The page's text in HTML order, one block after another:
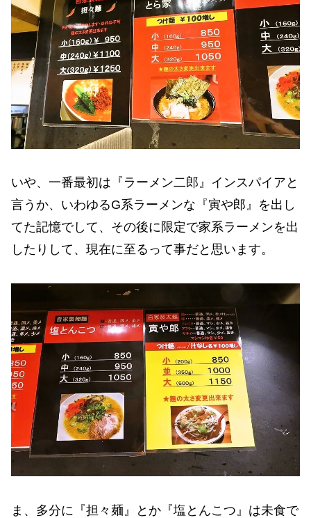
いや、一番最初は『ラーメン二郎』インスパイアと
言うか、いわゆるG系ラーメンな『寅や郎』を出し
てた記憶でして、その後に限定で家系ラーメンを出
したりして、現在に至るって事だと思います。
ま、多分に『担々麺』とか『塩とんこつ』は未食で